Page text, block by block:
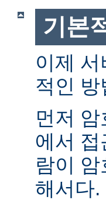
기본
이제
적인
먼저
에서
람이
해서다.